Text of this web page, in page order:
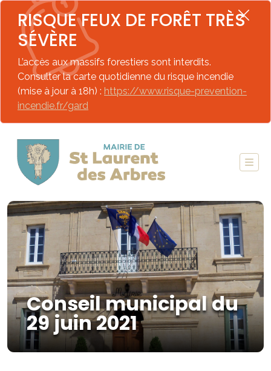
RISQUE FEUX DE FORÊT TRÈS
SÉVÈRE
L’accès aux massifs forestiers sont interdits.
Consulter la carte quotidienne du risque incendie
(mise à jour à 18h) : https://www.risque-prevention-
incendie.fr/gard
Conseil municipal du
29 juin 2021